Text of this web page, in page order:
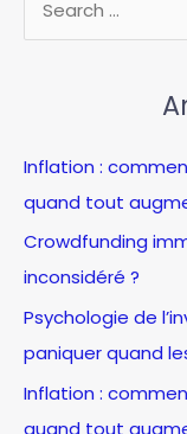
de
ROI
e
r
c
h
e
r
:
Inflation :
quand tout
Crowdfunding
inconsidéré ?
Psychologie de
paniquer quand
Inflation :
quand tout